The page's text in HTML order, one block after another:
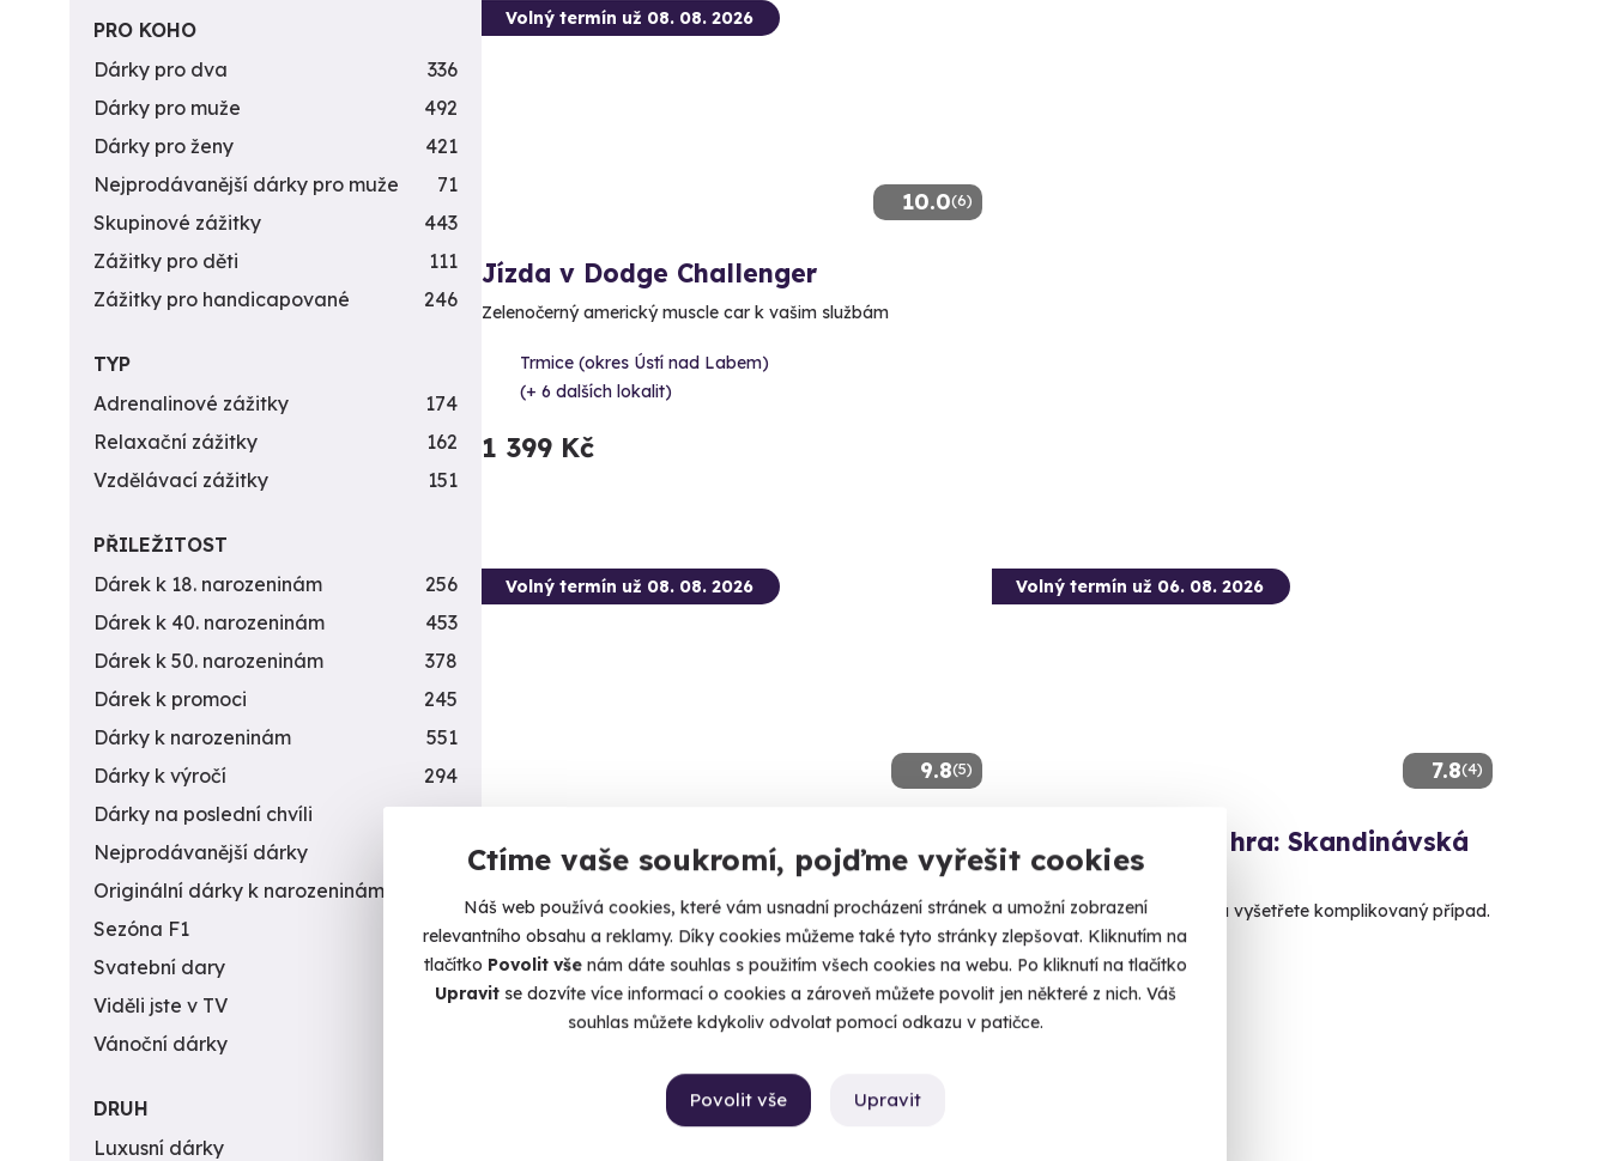
Ctíme vaše soukromí, pojďme vyřešit cookies
Náš web používá cookies, které vám usnadní procházení stránek a umožní zobrazení
relevantního obsahu a reklamy. Díky cookies můžeme také tyto stránky zlepšovat. Kliknutím na
tlačítko Povolit vše nám dáte souhlas s použitím všech cookies na webu. Po kliknutí na tlačítko
Upravitse dozvíte více informací o cookies a zároveň můžete povolit jen některé z nich. Váš
souhlas můžete kdykoliv odvolat pomocí odkazu v patičce.
Upravit
Povolit vše
10.0(6)
Volný termín už 08. 08. 2026
Jízda v Dodge Challenger
Zelenočerný americký muscle car k vašim službám
Trmice (okres Ústí nad Labem)
(+ 6 dalších lokalit)
1 399 Kč
9.8(5)
Volný termín už 08. 08. 2026
Jízda v Chevrolet Camaro (Bumblebee)
Žlutá amerika jak z filmu Transformers
Trmice (okres Ústí nad Labem)
(+ 6 dalších lokalit)
1 199 Kč
7.8(4)
Volný termín už 06. 08. 2026
Venkovní úniková hra: Skandinávská
kriminálka
Zhostěte se úlohy detektiva a vyšetřete komplikovaný případ.
Ústí nad Labem
(+ 13 dalších lokalit)
PRO KOHO
Dárky pro dva
336
Dárky pro muže
492
Dárky pro ženy
421
Nejprodávanější dárky pro muže
71
Skupinové zážitky
443
Zážitky pro děti
111
Zážitky pro handicapované
246
TYP
Adrenalinové zážitky
174
Relaxační zážitky
162
Vzdělávací zážitky
151
PŘILEŽITOST
Dárek k 18. narozeninám
256
Dárek k 40. narozeninám
453
Dárek k 50. narozeninám
378
Dárek k promoci
245
Dárky k narozeninám
551
Dárky k výročí
294
Dárky na poslední chvíli
450
Nejprodávanější dárky
Originální dárky k narozeninám
Sezóna F1
4
Svatební dary
196
Viděli jste v TV
31
Vánoční dárky
DRUH
Luxusní dárky